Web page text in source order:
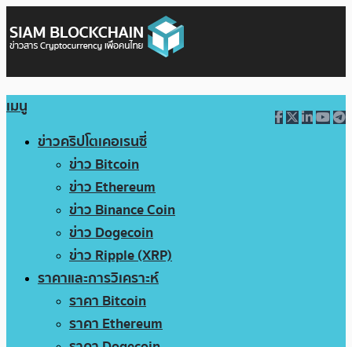
เมนู
ข่าวคริปโตเคอเรนซี่
ข่าว Bitcoin
ข่าว Ethereum
ข่าว Binance Coin
ข่าว Dogecoin
ข่าว Ripple (XRP)
ราคาและการวิเคราะห์
ราคา Bitcoin
ราคา Ethereum